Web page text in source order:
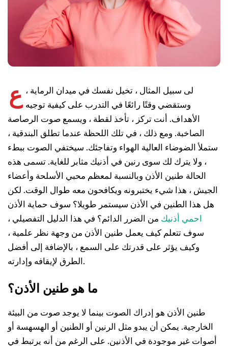
ع لى سبيل المثال ، تخيل نفسك في ميدان الرماية ،
وستقضي وقتًا رائعًا في التدرب على كيفية توجيه
الأهداف. أنت تركز ، تأخذ لقطة ، ويسمع صوت الرصاصة
الصاخبة. ومع ذلك ، في تلك اللحظة عندما تطلق البندقية ،
ستملأ الضوضاء العالية الهواء وتفاجئك. سيختفي الصوت ببطء
، ولا يترك لك سوى رنين في أذنيك مثابر للغاية. تسمى هذه
الحالة طنين الأذن وبالنسبة لمعظم محبي الأسلحة وأعضاء
الجيش ، هذا شيء يختبرونه ويكافحون معه طوال الوقت. لكن
هل هذا الطنين في الأذن سيستمر طويلا؟ سوف حماية الأذن
احمي أذنيك من الضرر الدائم؟ في هذا الدليل التفصيلي ،
سوف تتعلم كيف يعمل طنين الأذن من وجهة نظر علمية ،
وكيف يؤثر على قدرتك على السمع ، بالإضافة إلى أفضل
الطرق لإيقافه وإدارته.
ما هو طنين الأذن؟
طنين الأذن هو إدراك الصوت بينما لا يوجد صوت من البيئة
الخارجية. يمكن أن يبدو مثل الرنين أو الطنين أو الهسهسة أو
أصوات غير موجودة في الأذنين. على الرغم من أنه يرتبط في